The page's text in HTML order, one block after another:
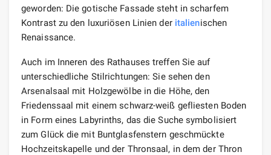
geworden: Die gotische Fassade steht in scharfem
Kontrast zu den luxuriösen Linien der italienischen
Renaissance.
Auch im Inneren des Rathauses treffen Sie auf
unterschiedliche Stilrichtungen: Sie sehen den
Arsenalsaal mit Holzgewölbe in die Höhe, den
Friedenssaal mit einem schwarz-weiß gefliesten Boden
in Form eines Labyrinths, das die Suche symbolisiert
zum Glück die mit Buntglasfenstern geschmückte
Hochzeitskapelle und der Thronsaal, in dem der Thron